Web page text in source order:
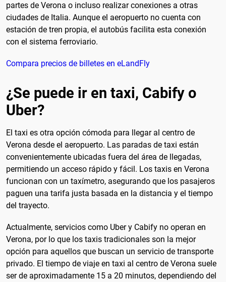
partes de Verona o incluso realizar conexiones a otras
ciudades de Italia. Aunque el aeropuerto no cuenta con
estación de tren propia, el autobús facilita esta conexión
con el sistema ferroviario.
Compara precios de billetes en eLandFly
¿Se puede ir en taxi, Cabify o
Uber?
El taxi es otra opción cómoda para llegar al centro de
Verona desde el aeropuerto. Las paradas de taxi están
convenientemente ubicadas fuera del área de llegadas,
permitiendo un acceso rápido y fácil. Los taxis en Verona
funcionan con un taxímetro, asegurando que los pasajeros
paguen una tarifa justa basada en la distancia y el tiempo
del trayecto.
Actualmente, servicios como Uber y Cabify no operan en
Verona, por lo que los taxis tradicionales son la mejor
opción para aquellos que buscan un servicio de transporte
privado. El tiempo de viaje en taxi al centro de Verona suele
ser de aproximadamente 15 a 20 minutos, dependiendo del